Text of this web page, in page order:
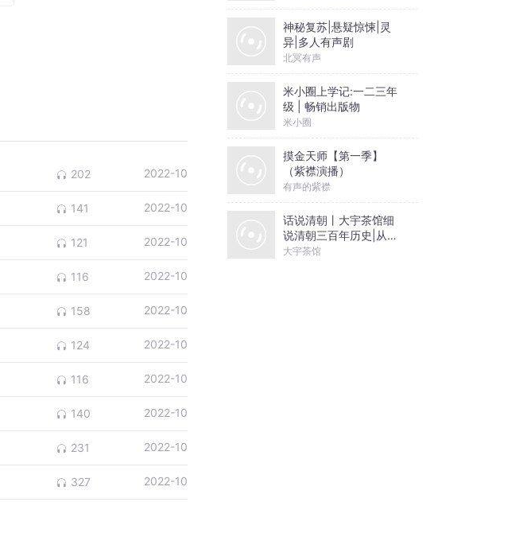
202 2022-10
141 2022-10
121 2022-10
116 2022-10
158 2022-10
124 2022-10
116 2022-10
140 2022-10
231 2022-10
327 2022-10
神秘复苏|悬疑惊悚|灵
异|多人有声剧
北冥有声
米小圈上学记:一二三年
级 | 畅销出版物
米小圈
摸金天师【第一季】
（紫襟演播）
有声的紫襟
话说清朝丨大宇茶馆细
说清朝三百年历史|从努
尔哈赤到末代皇帝溥仪|
大宇茶馆